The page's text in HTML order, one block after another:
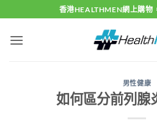
to
content
香港HEALTHMEN網上購物
男性健康
如何區分前列腺